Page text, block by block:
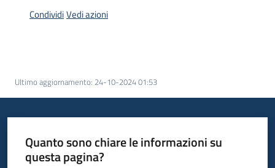
Servizi
Programmi
Progetti
CondividiVedi azioni
Ultimo aggiornamento: 24-10-2024 01:53
Quanto sono chiare le informazioni su
questa pagina?